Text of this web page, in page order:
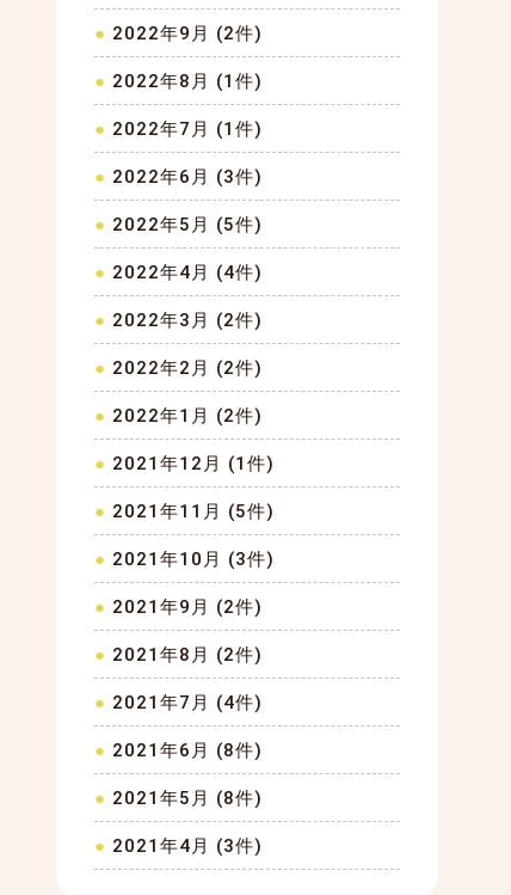
2022年9月 (2件)
2022年8月 (1件)
2022年7月 (1件)
2022年6月 (3件)
2022年5月 (5件)
2022年4月 (4件)
2022年3月 (2件)
2022年2月 (2件)
2022年1月 (2件)
2021年12月 (1件)
2021年11月 (5件)
2021年10月 (3件)
2021年9月 (2件)
2021年8月 (2件)
2021年7月 (4件)
2021年6月 (8件)
2021年5月 (8件)
2021年4月 (3件)